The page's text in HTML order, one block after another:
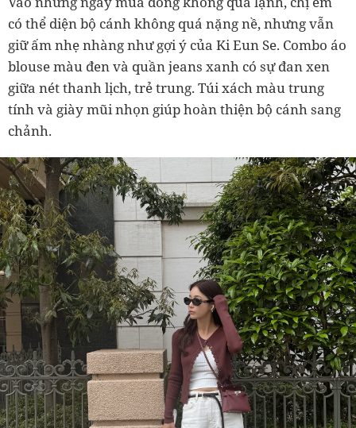
có thể diện bộ cánh không quá nặng nề, nhưng vẫn
giữ ấm nhẹ nhàng như gợi ý của Ki Eun Se. Combo áo
blouse màu đen và quần jeans xanh có sự đan xen
giữa nét thanh lịch, trẻ trung. Túi xách màu trung
tính và giày mũi nhọn giúp hoàn thiện bộ cánh sang
chảnh.